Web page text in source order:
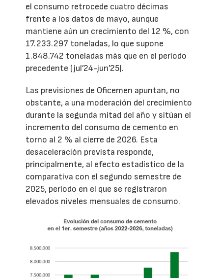
el consumo retrocede cuatro décimas
frente a los datos de mayo, aunque
mantiene aún un crecimiento del 12 %, con
17.233.297 toneladas, lo que supone
1.848.742 toneladas más que en el período
precedente (jul’24-jun’25).
Las previsiones de Oficemen apuntan, no
obstante, a una moderación del crecimiento
durante la segunda mitad del año y sitúan el
incremento del consumo de cemento en
torno al 2 % al cierre de 2026. Esta
desaceleración prevista responde,
principalmente, al efecto estadístico de la
comparativa con el segundo semestre de
2025, período en el que se registraron
elevados niveles mensuales de consumo.